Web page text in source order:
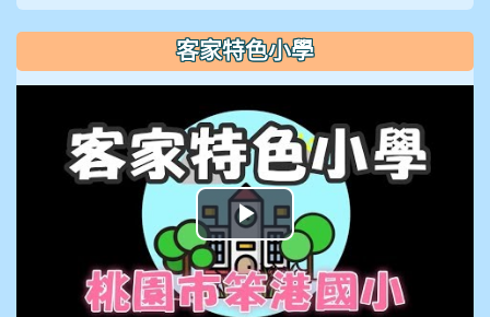
客家特色小學
播
放